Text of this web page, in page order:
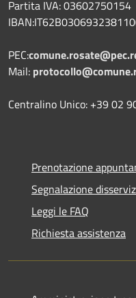
Partita IVA: 03602750154
PEC:
Mail:
Centralino Unico: +39 02
Prenotazione
Segnalazione
Leggi le FAQ
Richiesta assistenza